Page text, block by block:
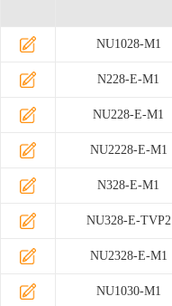
NU1028-M1
N228-E-M1
NU228-E-M1
NU2228-E-M1
N328-E-M1
NU328-E-TVP2
NU2328-E-M1
NU1030-M1